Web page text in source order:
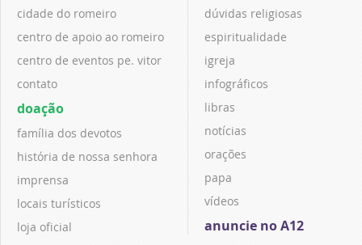
cidade do romeiro
centro de apoio ao romeiro
centro de eventos pe. vitor
contato
doação
família dos devotos
história de nossa senhora
imprensa
locais turísticos
loja oficial
dúvidas religiosas
espiritualidade
igreja
infográficos
libras
notícias
orações
papa
vídeos
anuncie no A12